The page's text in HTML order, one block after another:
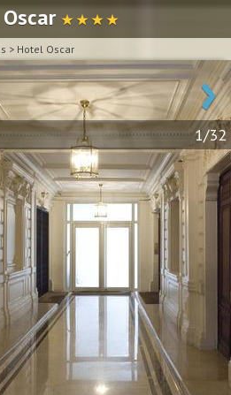
★ ★ ★ ★
> Hotel Oscar
›
1/32